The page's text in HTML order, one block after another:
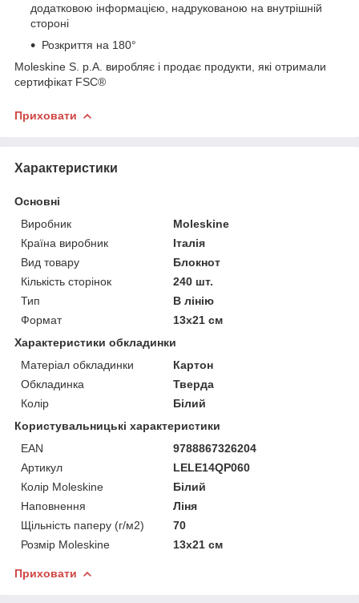
додатковою інформацією, надрукованою на внутрішній
стороні
Розкриття на 180°
Moleskine S. p.A. виробляє і продає продукти, які отримали
сертифікат FSC®
Приховати
Характеристики
Основні
Виробник
Moleskine
Країна виробник
Італія
Вид товару
Блокнот
Кількість сторінок
240 шт.
Тип
В лінію
Формат
13х21 см
Характеристики обкладинки
Матеріал обкладинки
Картон
Обкладинка
Тверда
Колір
Білий
Користувальницькі характеристики
EAN
9788867326204
Артикул
LELE14QP060
Колір Moleskine
Білий
Наповнення
Ліня
Щільність паперу (г/м2)
70
Розмір Moleskine
13х21 см
Приховати